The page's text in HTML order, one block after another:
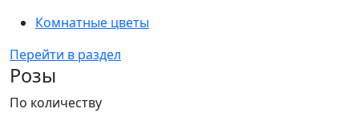
Комнатные цветы
Перейти в раздел
Розы
По количеству